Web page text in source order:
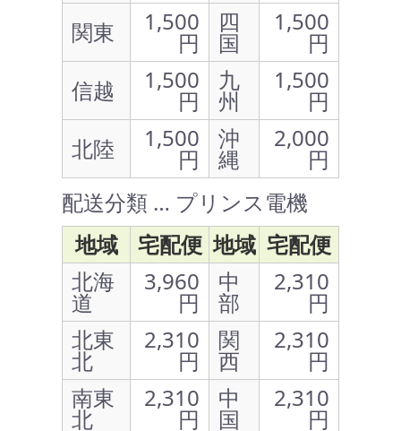
関東
1,500
円
四
国
1,500
円
信越
1,500
円
九
州
1,500
円
北陸
1,500
円
沖
縄
2,000
円
配送分類 … プリンス電機
地域
宅配便 地域 宅配便
北海
道
3,960
円
中
部
2,310
円
北東
北
2,310
円
関
西
2,310
円
南東
北
2,310
円
中
国
2,310
円